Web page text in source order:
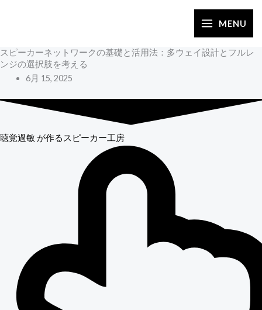
ス
キ
プ
MENU
スピーカーネットワークの基礎と活用法：多ウェイ設計とフルレ
ンジの選択肢を考える
6月 15, 2025
聴覚過敏 が作るスピーカー工房